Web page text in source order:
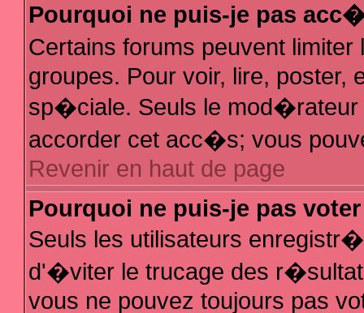
Pourquoi ne puis-je pas
Certains forums peuvent
groupes. Pour voir, lire, poster,
sp�ciale. Seuls le mod�rateur
accorder cet acc�s; vous
Revenir en haut de page
Pourquoi ne puis-je pas
Seuls les utilisateurs
d'�viter le trucage des
vous ne pouvez toujours pas